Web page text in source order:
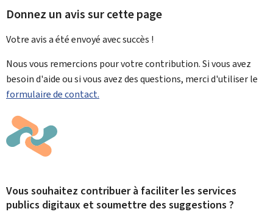
Donnez un avis sur cette page
Votre avis a été envoyé avecsuccès !
Nous vous remercions pour votre contribution. Si vous avez
besoin d'aide ou si vous avez des questions, merci d'utiliser le
formulaire de contact.
Vous souhaitez contribuer à faciliter les services
publics digitaux et soumettre des suggestions ?